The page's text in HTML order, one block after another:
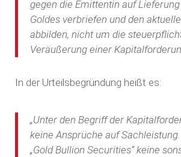
gegen die Emittentin auf
Goldes verbriefen und den
abbilden, nicht um die
Veräußerung einer
In der Urteilsbegründung heißt es:
„Unter den Begriff der
keine Ansprüche auf
„Gold Bullion Securities“ keine